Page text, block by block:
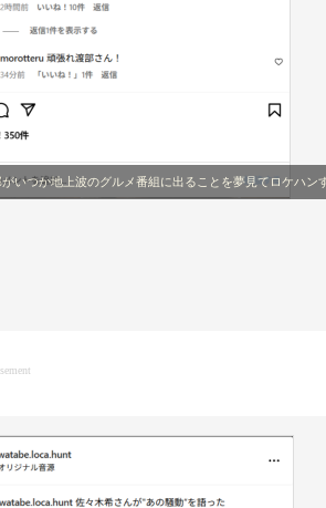
か地上波のグルメ番組に出ることを夢見てロケハンする番組」公式